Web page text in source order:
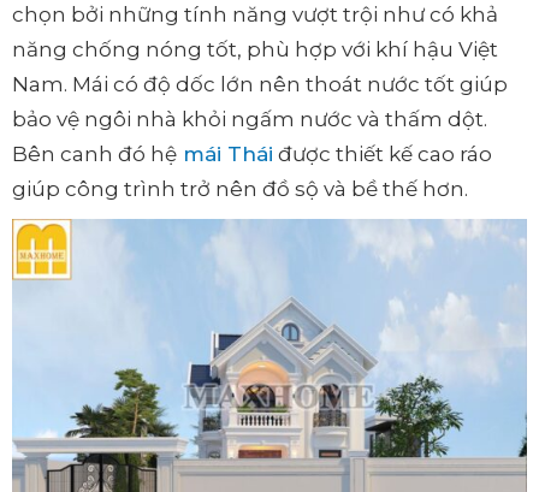
chọn bởi những tính năng vượt trội như có khả
năng chống nóng tốt, phù hợp với khí hậu Việt
Nam. Mái có độ dốc lớn nên thoát nước tốt giúp
bảo vệ ngôi nhà khỏi ngấm nước và thấm dột.
Bên canh đó hệ mái Thái được thiết kế cao ráo
giúp công trình trở nên đồ sộ và bề thế hơn.